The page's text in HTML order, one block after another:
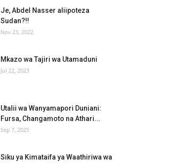
Je, Abdel Nasser aliipoteza
Sudan?!!
Nov 23, 2022
Mkazo wa Tajiri wa Utamaduni
Jul 22, 2023
Utalii wa Wanyamapori Duniani:
Fursa, Changamoto na Athari...
Sep 7, 2025
Siku ya Kimataifa ya Waathiriwa wa